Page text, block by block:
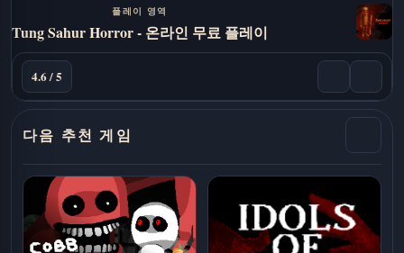
플레이 영역
Tung Sahur Horror - 온라인 무료 플레이
4.6 / 5
다음 추천 게임